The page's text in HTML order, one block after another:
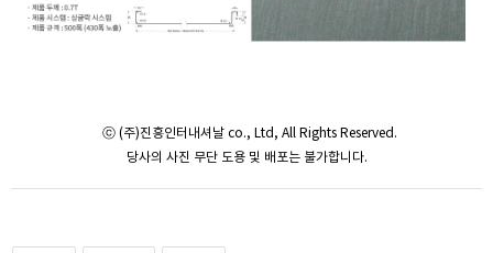
ⓒ (주)진흥인터내셔날 co., Ltd, All Rights Reserved.
당사의 사진 무단 도용 및 배포는 불가합니다.